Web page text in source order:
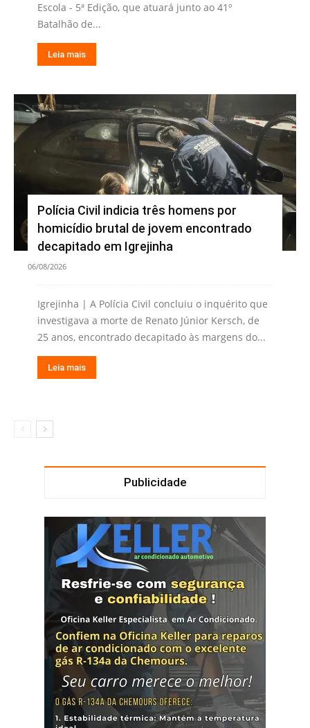
Escola - 5ª Edição, que atuará junto ao 41º
Batalhão de...
Leia mais
Polícia Civil indicia três homens por
homicídio brutal de jovem encontrado
decapitado em Igrejinha
06/08/2026
Igrejinha | A Polícia Civil concluiu o inquérito que
investigava a morte de Renato Júnior Kersch, de
25 anos, encontrado decapitado às margens do...
Leia mais
Publicidade